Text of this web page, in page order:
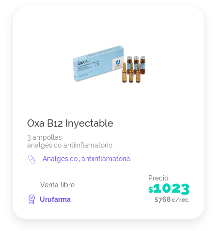
Oxa B12 Inyectable
3 ampollas
analgésico antiinflamatorio
Analgésico,antiinflamatorio
Venta libre
Urufarma
Precio
$1023
$768 c/rec.